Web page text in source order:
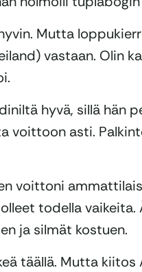
Mutta
vastaan. Olin
hyvä, sillä hän
voittoon asti.
voittoni
todella
ja silmät kostuen.
täällä. Mutta